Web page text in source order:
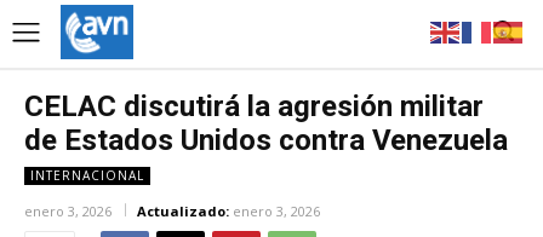
CELAC discutirá la agresión militar
de Estados Unidos contra Venezuela
INTERNACIONAL
enero 3, 2026 Actualizado: enero 3, 2026